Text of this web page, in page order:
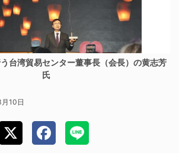
台湾貿易センター董事長（会長）の黄志芳
氏
10日